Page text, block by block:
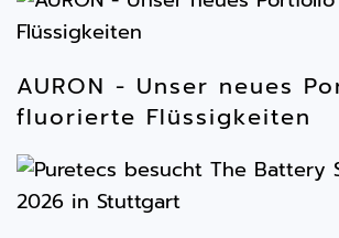
AURON - Unser neues
fluorierte Flüssigkeiten